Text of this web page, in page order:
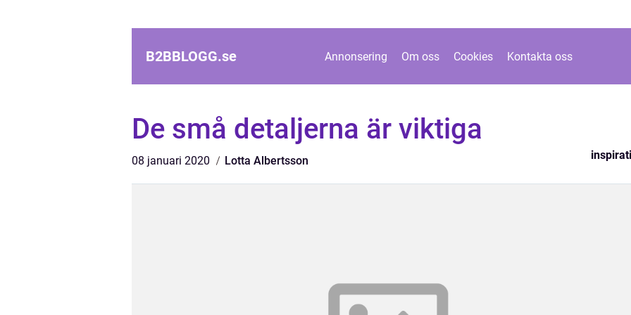
B2BBLOGG.se Annonsering Om oss Cookies Kontakta oss
De små detaljerna är viktiga
08 januari 2020 Lotta Albertsson